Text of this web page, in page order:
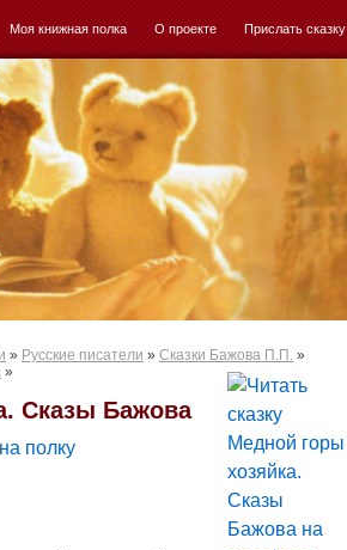
Моя книжная полка О проекте Прислать сказку
» Русские писатели » Сказки Бажова П.П. »
»
Сказы Бажова
полку